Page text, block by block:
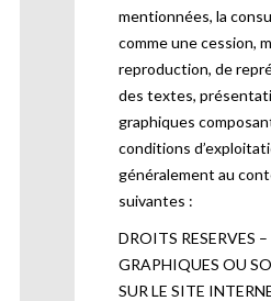
mentionnées, la
comme une cession,
reproduction, de
des textes,
graphiques
conditions
généralement au
suivantes :
DROITS RESERVES
GRAPHIQUES OU
SUR LE SITE